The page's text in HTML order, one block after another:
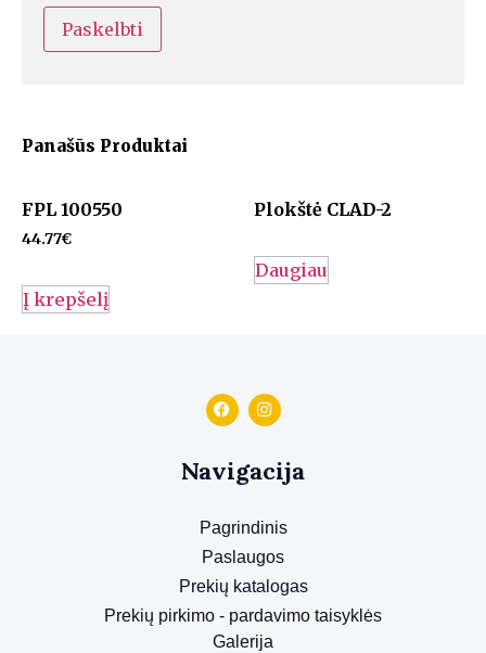
Panašūs Produktai
FPL 100550
44.77€
Į krepšelį
Plokštė CLAD-2
Daugiau
Navigacija
Pagrindinis
Paslaugos
Prekių katalogas
Prekių pirkimo - pardavimo taisyklės
Galerija